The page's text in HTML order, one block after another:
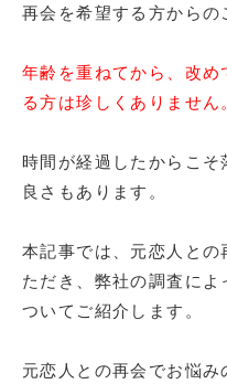
再会を希望する方からの
年齢を重ねてから、改め
る方は珍しくありません
時間が経過したからこそ
良さもあります。
本記事では、元恋人と
ただき、弊社の調査に
ついてご紹介します。
元恋人との再会でお悩